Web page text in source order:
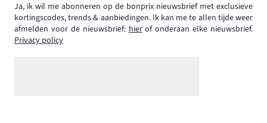
Ja, ik wil me abonneren op de bonprix nieuwsbrief met exclusieve
kortingscodes, trends & aanbiedingen. Ik kan me te allen tijde weer
afmelden voor de nieuwsbrief:hierof onderaan elke nieuwsbrief.
Privacy policy